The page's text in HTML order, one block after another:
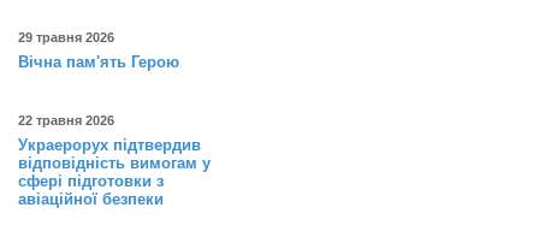
29 травня 2026
Вічна пам'ять Герою
22 травня 2026
Украерорух підтвердив
відповідність вимогам у
сфері підготовки з
авіаційної безпеки